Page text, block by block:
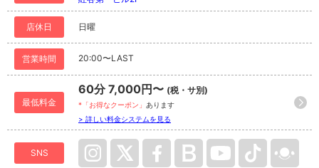
店休日 日曜
営業時間 20:00〜LAST
最低料金
60分 7,000円〜 (税・サ別)
*「お得なクーポン」 あります
> 詳しい料金システムを見る
SNS